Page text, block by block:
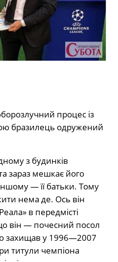
процес із
бразилець одружений
з будинків
зараз мешкає його
— її батьки. Тому
нема де. Ось він
в передмісті
він — почесний посол
захищав у 1996—2007
титули чемпіона